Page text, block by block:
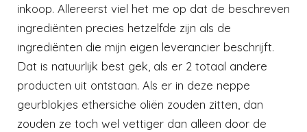
inkoop. Allereerst viel het me op dat de beschreven
ingrediënten precies hetzelfde zijn als de
ingrediënten die mijn eigen leverancier beschrijft.
Dat is natuurlijk best gek, als er 2 totaal andere
producten uit ontstaan. Als er in deze neppe
geurblokjes ethersiche oliën zouden zitten, dan
zouden ze toch wel vettiger dan alleen door de